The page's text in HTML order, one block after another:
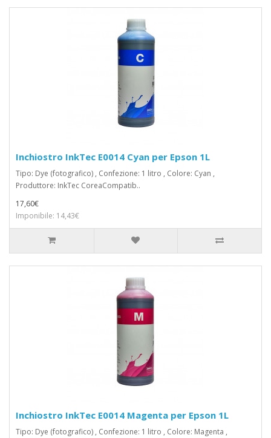
Inchiostro InkTec E0014 Cyan per Epson 1L
Tipo: Dye (fotografico) , Confezione: 1 litro , Colore: Cyan ,
Produttore: InkTec CoreaCompatib..
17,60€
Imponibile: 14,43€
Inchiostro InkTec E0014 Magenta per Epson 1L
Tipo: Dye (fotografico) , Confezione: 1 litro , Colore: Magenta ,